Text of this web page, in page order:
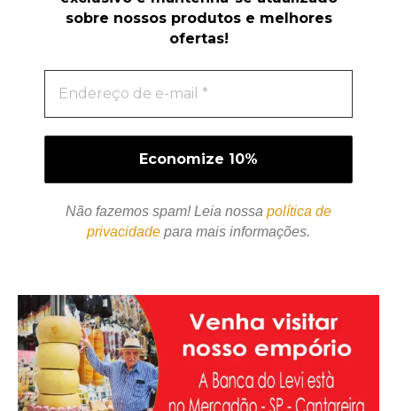
sobre nossos produtos e melhores
ofertas!
Não fazemos spam! Leia nossa política de
privacidade para mais informações.